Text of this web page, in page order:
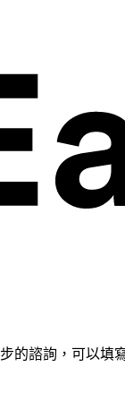
的諮詢，可以